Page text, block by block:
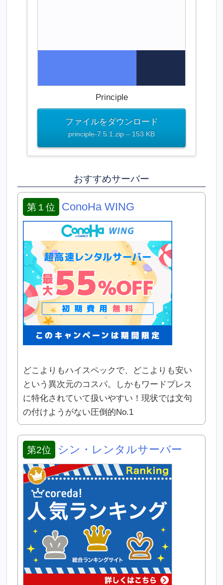
Principle
ファイルをダウンロード
principle-7.5.1.zip – 153 KB
おすすめサーバー
第１位 ConoHa WING
どこよりもハイスペックで、どこよりも安い
という異次元のコスパ。しかもワードプレス
に特化されていて扱いやすい！現状では文句
の付けようがない圧倒的No.1
第2位 シン・レンタルサーバー